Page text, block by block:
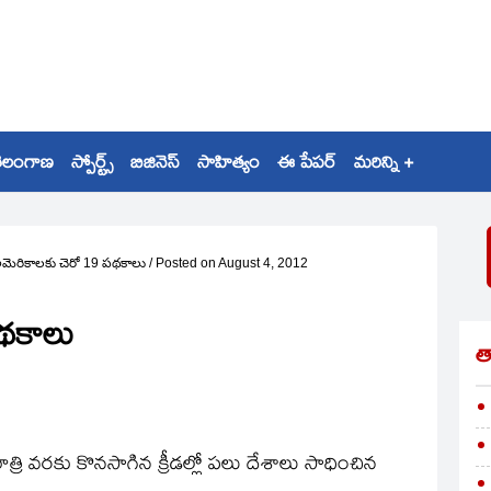
స్పోర్ట్స్ బిజినెస్ సాహిత్యం ఈ పేపర్ మరిన్ని +
చెరో 19 పథకాలు / Posted on August 4, 2012
వరకు కొనసాగిన క్రీడల్లో పలు దేశాలు సాధించిన